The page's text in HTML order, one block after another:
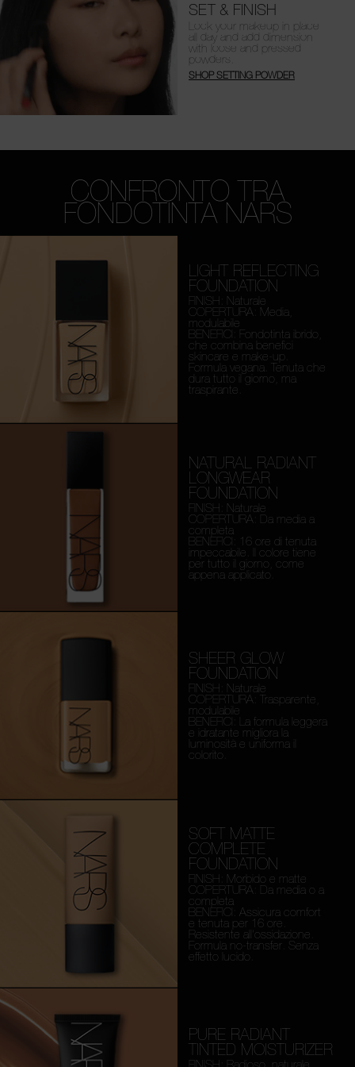
SET & FINISH
Lock your makeup in place
all day and add dimension
with loose and pressed
powders.
SHOP SETTING POWDER
CONFRONTO TRA
FONDOTINTA NARS
LIGHT REFLECTING
FOUNDATION
FINISH: Naturale
COPERTURA: Media,
modulabile
BENEFICI: Fondotinta ibrido,
che combina benefici
skincare e make-up.
Formula vegana. Tenuta che
dura tutto il giorno, ma
traspirante.
NATURAL RADIANT
LONGWEAR
FOUNDATION
FINISH: Naturale
COPERTURA: Da media a
completa
BENEFICI: 16 ore di tenuta
impeccabile. Il colore tiene
per tutto il giorno, come
appena applicato.
SHEER GLOW
FOUNDATION
FINISH: Naturale
COPERTURA: Trasparente,
modulabile
BENEFICI: La formula leggera
e idratante migliora la
luminosità e uniforma il
colorito.
SOFT MATTE
COMPLETE
FOUNDATION
FINISH: Morbido e matte
COPERTURA: Da media o a
completa
BENEFICI: Assicura comfort
e tenuta per 16 ore.
Resistente all'ossidazione.
Formula no-transfer. Senza
effetto lucido.
PURE RADIANT
TINTED MOISTURIZER
FINISH: Radioso, naturale